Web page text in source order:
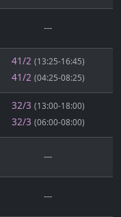
---
41/2 (13:25-16:45)
41/2 (04:25-08:25)
32/3 (13:00-18:00)
32/3 (06:00-08:00)
---
---